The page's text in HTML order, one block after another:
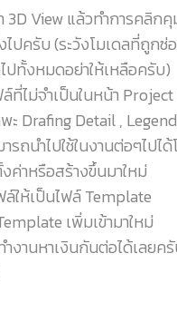
3D View แล้วทำการคลิก
ปครับ (ระวังโมเดลที่ถูกซ่
ปทั้งหมดอย่าให้เหลือครับ)
ที่ไม่จำเป็นในหน้า
พะ Drafing Detail ,
รถนำไปใช้ในงานต่อๆไปไ
งค่าหรือสร้างขึ้นมาใหม่
ล์ให้เป็นไฟล์ Template
เพิ่มเข้ามาใหม่
งานหาเงินกันต่อได้เลยค